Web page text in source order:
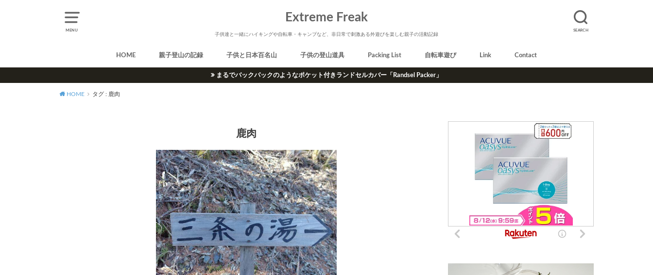
MENU SEARCH
Extreme Freak
子供達と一緒にハイキングや自転車・キャンプなど、非日常で刺激ある外遊びを楽しむ親子の活動記録
HOME 親子登山の記録 子供と日本百名山 子供の登山道具 Packing List 自転車遊び Link Contact
まるでバックパックのようなポケット付きランドセルカバー「Randsel Packer」
HOME タグ : 鹿肉
鹿肉